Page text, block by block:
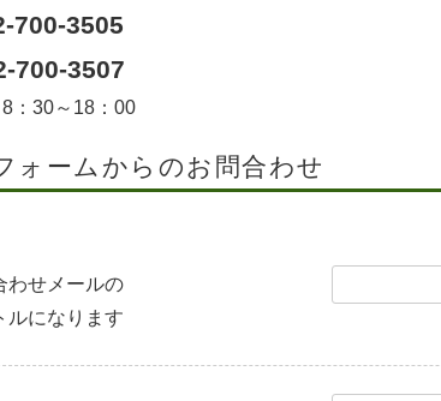
700-3505
700-3507
：30～18：00
ォームからのお問合わせ
わせメールの
ルになります